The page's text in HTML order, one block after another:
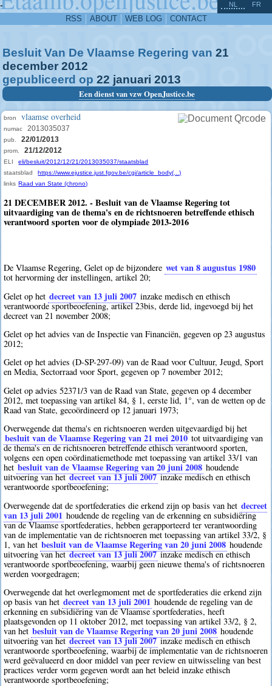
-
RSS ABOUT WEB LOG CONTACT
NL FR
Besluit Van De Vlaamse Regering van 21
december 2012
gepubliceerd op 22 januari 2013
Een dienst van vzw OpenJustice.be
bron vlaamse overheid
numac 2013035037
pub. 22/01/2013
prom. 21/12/2012
ELI
eli/besluit/2012/12/21/2013035037/staatsblad
staatsblad
https://www.ejustice.just.fgov.be/cgi/article_body(...)
links Raad van State (chrono)
21 DECEMBER 2012. - Besluit van de Vlaamse Regering tot
uitvaardiging van de thema's en de richtsnoeren betreffende ethisch
verantwoord sporten voor de olympiade 2013-2016
De Vlaamse Regering, Gelet op de bijzondere wet van 8 augustus 1980
tot hervorming der instellingen, artikel 20;
Gelet op het decreet van 13 juli 2007 inzake medisch en ethisch
verantwoorde sportbeoefening, artikel 23bis, derde lid, ingevoegd bij het
decreet van 21 november 2008;
Gelet op het advies van de Inspectie van Financiën, gegeven op 23 augustus
2012;
Gelet op het advies (D-SP-297-09) van de Raad voor Cultuur, Jeugd, Sport
en Media, Sectorraad voor Sport, gegeven op 7 november 2012;
Gelet op advies 52371/3 van de Raad van State, gegeven op 4 december
2012, met toepassing van artikel 84, § 1, eerste lid, 1°, van de wetten op de
Raad van State, gecoördineerd op 12 januari 1973;
Overwegende dat thema's en richtsnoeren werden uitgevaardigd bij het
besluit van de Vlaamse Regering van 21 mei 2010 tot uitvaardiging van
de thema's en de richtsnoeren betreffende ethisch verantwoord sporten,
volgens een open coördinatiemethode met toepassing van artikel 33/1 van
het besluit van de Vlaamse Regering van 20 juni 2008 houdende
uitvoering van hetdecreet van 13 juli 2007inzake medisch en ethisch
verantwoorde sportbeoefening;
Overwegende dat de sportfederaties die erkend zijn op basis van het decreet
van 13 juli 2001 houdende de regeling van de erkenning en subsidiëring
van de Vlaamse sportfederaties, hebben gerapporteerd ter verantwoording
van de implementatie van de richtsnoeren met toepassing van artikel 33/2, §
1, van het besluit van de Vlaamse Regering van 20 juni 2008 houdende
uitvoering van hetdecreet van 13 juli 2007inzake medisch en ethisch
verantwoorde sportbeoefening, waarbij geen nieuwe thema's of richtsnoeren
werden voorgedragen;
Overwegende dat het overlegmoment met de sportfederaties die erkend zijn
op basis van het decreet van 13 juli 2001 houdende de regeling van de
erkenning en subsidiëring van de Vlaamse sportfederaties, heeft
plaatsgevonden op 11 oktober 2012, met toepassing van artikel 33/2, § 2,
van het besluit van de Vlaamse Regering van 20 juni 2008 houdende
uitvoering van hetdecreet van 13 juli 2007inzake medisch en ethisch
verantwoorde sportbeoefening, waarbij de implementatie van de richtsnoeren
werd geëvalueerd en door middel van peer review en uitwisseling van best
practices verder vorm gegeven wordt aan het beleid inzake ethisch
verantwoorde sportbeoefening;
^